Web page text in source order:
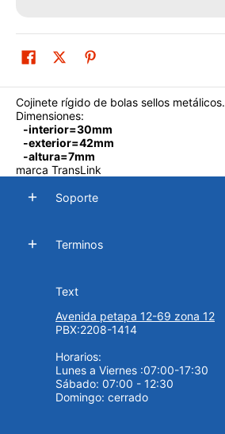
Cojinete rígido de bolas sellos metálicos.
Dimensiones:
-interior=30mm
-exterior=42mm
-altura=7mm
marca TransLink
Soporte
Terminos
Text
Avenida petapa 12-69 zona 12
PBX:2208-1414
Horarios:
Lunes a Viernes :07:00-17:30
Sábado: 07:00 - 12:30
Domingo: cerrado